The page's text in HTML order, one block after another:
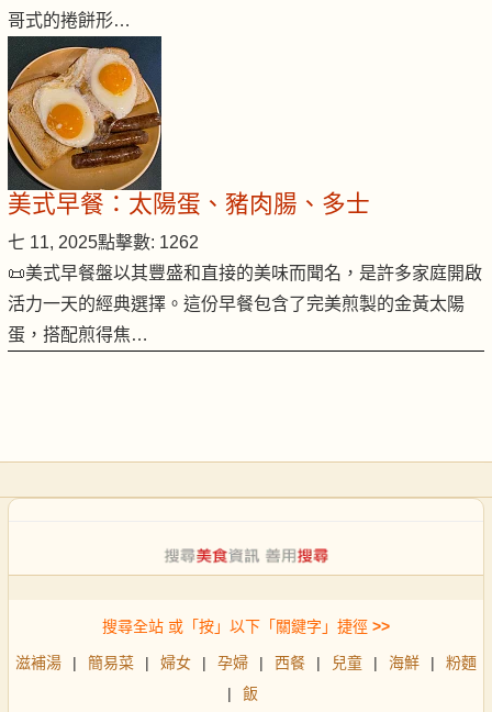
哥式的捲餅形…
美式早餐：太陽蛋、豬肉腸、多士
七 11, 2025點擊數: 1262
📜美式早餐盤以其豐盛和直接的美味而聞名，是許多家庭開啟
活力一天的經典選擇。這份早餐包含了完美煎製的金黃太陽
蛋，搭配煎得焦…
搜尋全站 或「按」以下「關鍵字」捷徑 >>
滋補湯 | 簡易菜 | 婦女 | 孕婦 | 西餐 | 兒童 | 海鮮 |
粉麵
|
飯